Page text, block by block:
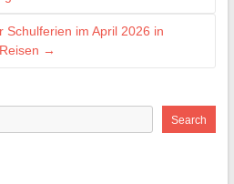
Schulferien im April 2026 in
→
Search